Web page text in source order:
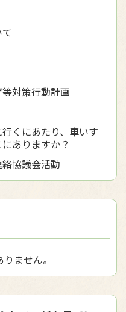
対策行動計画
行くにあたり、車いす
ありますか？
協議会活動
ません。